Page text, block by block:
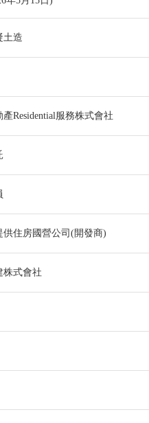
土造
Residential服務株式會社
供住房國營公司(開發商)
株式會社